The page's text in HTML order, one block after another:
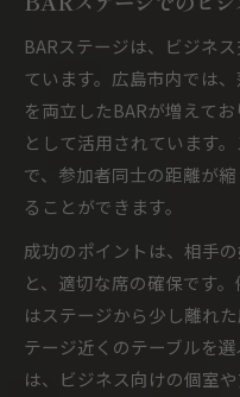
BARステージは、ビジネ
ています。広島市内では
を両立したBARが増えて
として活用されています
で、参加者同士の距離が
ることができます。
成功のポイントは、相手
と、適切な席の確保です
はステージから少し離れ
テージ近くのテーブルを
は、ビジネス向けの個室